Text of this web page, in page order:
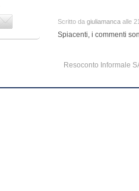
Scritto da giuliamanca alle
Spiacenti, i commenti
Resoconto Informale